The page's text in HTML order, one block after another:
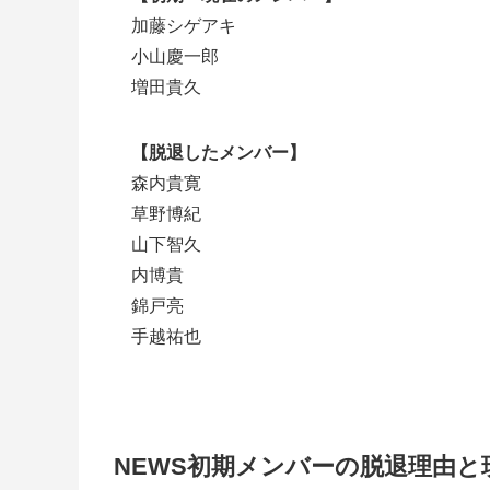
加藤シゲアキ
小山慶一郎
増田貴久
【脱退したメンバー】
森内貴寛
草野博紀
山下智久
内博貴
錦戸亮
手越祐也
NEWS初期メンバーの脱退理由と